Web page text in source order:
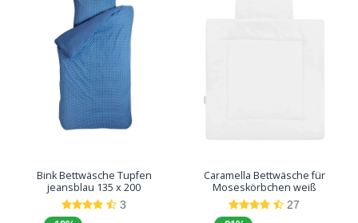
Bink Bettwäsche Tupfen
jeansblau 135 x 200
3
Caramella Bettwäsche für
Moseskörbchen weiß
27